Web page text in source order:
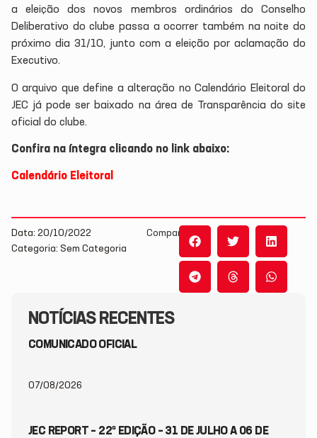
NOTÍCIAS RECENTES
COMUNICADO OFICIAL
07/08/2026
JEC REPORT – 22ª EDIÇÃO – 31 DE JULHO A 06 DE
a eleição dos novos membros ordinários do Conselho
Deliberativo do clube passa a ocorrer também na noite do
próximo dia 31/10, junto com a eleição por aclamação do
Executivo.
O arquivo que define a alteração no Calendário Eleitoral do
JEC já pode ser baixado na área de Transparência do site
oficial do clube.
Confira na íntegra clicando no link abaixo:
Calendário Eleitoral
Data: 20/10/2022
Categoria: Sem Categoria
Compartilhe: